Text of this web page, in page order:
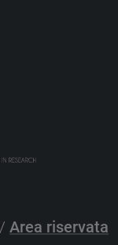
/ Area riservata